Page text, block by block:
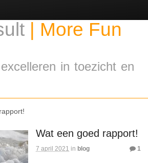
More Fun
in toezicht en
Wat een goed rapport!
7 april 2021 in blog 1